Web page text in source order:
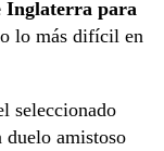
Inglaterra para
lo más difícil en
seleccionado
duelo amistoso